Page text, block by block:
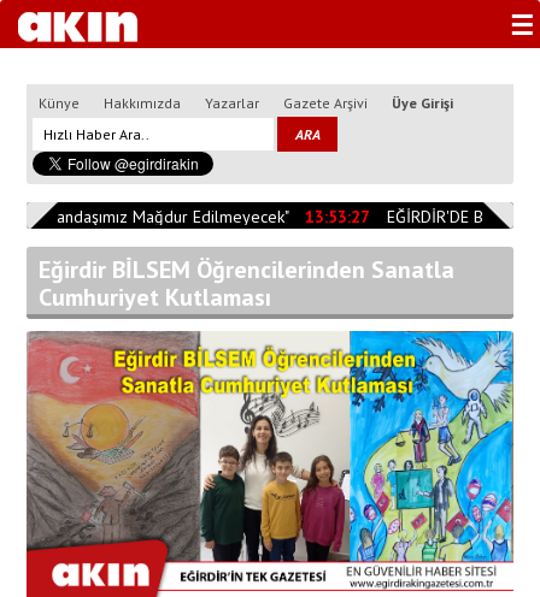
☰
Künye Hakkımızda Yazarlar Gazete Arşivi Üye Girişi
"Vatandaşımız Mağdur Edilmeyecek" 13:53:27 EĞİRDİR'DE
Eğirdir BİLSEM Öğrencilerinden Sanatla
Cumhuriyet Kutlaması